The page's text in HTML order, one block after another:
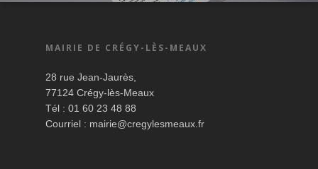
MAIRIE DE CRÉGY-LÈS-MEAUX
28 rue Jean-Jaurès,
77124 Crégy-lès-Meaux
Tél : 01 60 23 48 88
Courriel : mairie@cregylesmeaux.fr